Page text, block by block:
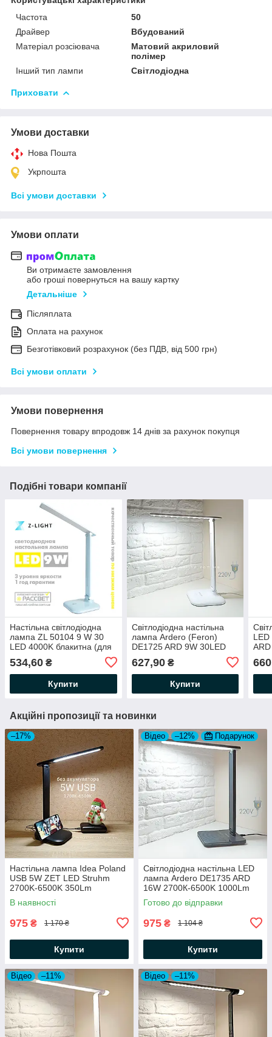
Частота
50
Драйвер
Вбудований
Матеріал розсіювача
Матовий акриловий
полімер
Інший тип лампи
Світлодіодна
Приховати
Умови доставки
Нова Пошта
Укрпошта
Всі умови доставки
Умови оплати
Ви отримаєте замовлення
або гроші повернуться на вашу картку
Детальніше
Післяплата
Оплата на рахунок
Безготівковий розрахунок (без ПДВ, від 500 грн)
Всі умови оплати
Умови повернення
Повернення товару впродовж 14 днів за рахунок покупця
Всі умови повернення
Подібні товари компанії
Настільна світлодіодна
лампа ZL 50104 9 W 30
LED 4000K блакитна (для
534,60 ₴
Купити
Світлодіодна настільна
лампа Ardero (Feron)
DE1725 ARD 9W 30LED
6500K біла холодна (для
офісу, для манікюра)
627,90₴
Купити
660
Акційні пропозиції та новинки
–17%
Настільна лампа Idea Poland
USB 5W ZET LED Struhm
2700K-6500K 350Lm
microUSB DC5V (працює від
Powerbank) чорна
В наявності
975 ₴ 1 170 ₴
Купити
Відео –12% Подарунок
Світлодіодна настільна LED
лампа Ardero DE1735 ARD
16W 2700К-6500K 1000Lm
(Feron) 180х138х400мм
потужна яскрава сіра
Готово до відправки
975 ₴ 1 104 ₴
Купити
Відео –11% Відео –11%